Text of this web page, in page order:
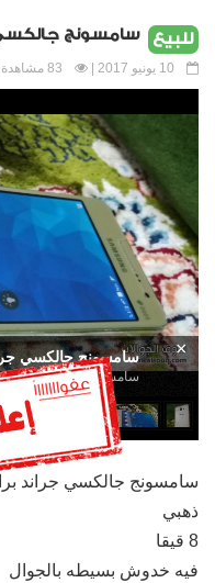
للبيع سامسونج جالكسي
سامسونج جالكسي جراند
سامسونج جالكسي جراند
×
سامسونج جالكسي جراند
ذهبي
8 قيقا
فيه خدوش بسيطه بالجوال